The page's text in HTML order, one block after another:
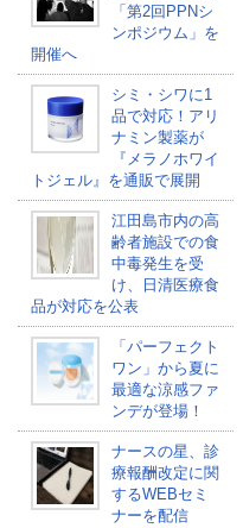
「第2回PPNシ
ンポジウム」を
開催へ
シミ・シワに1
品で対応！アリ
ナミン製薬が
『メラノホワイ
トジェル』を通販で展開
江田島市内の高
齢者施設での食
中毒発生を受
け、日清医療食
品が対応を公表
「パーフェクト
ワン」から夏に
最適な涼感ファ
ンデが登場！
ナースの星、診
療報酬改定に関
するWEBセミ
ナーを配信